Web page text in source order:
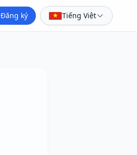
Đăng ký Tiếng Việt